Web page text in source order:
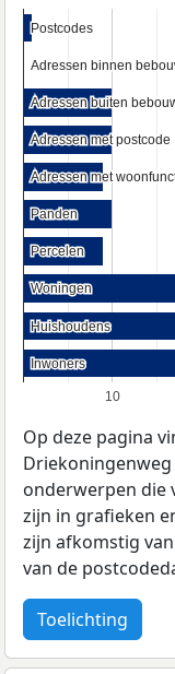
10
Postcodes
Postcodes
Adressen binnen
Adressen binnen
Adressen buiten
Adressen buiten
Adressen met postcode
Adressen met postcode
Adressen met
Adressen met
Panden
Panden
Percelen
Percelen
Woningen
Woningen
Huishoudens
Huishoudens
Inwoners
Inwoners
Op deze pagina
onderwerpen die
zijn in grafieken
zijn afkomstig
van de
Toelichting